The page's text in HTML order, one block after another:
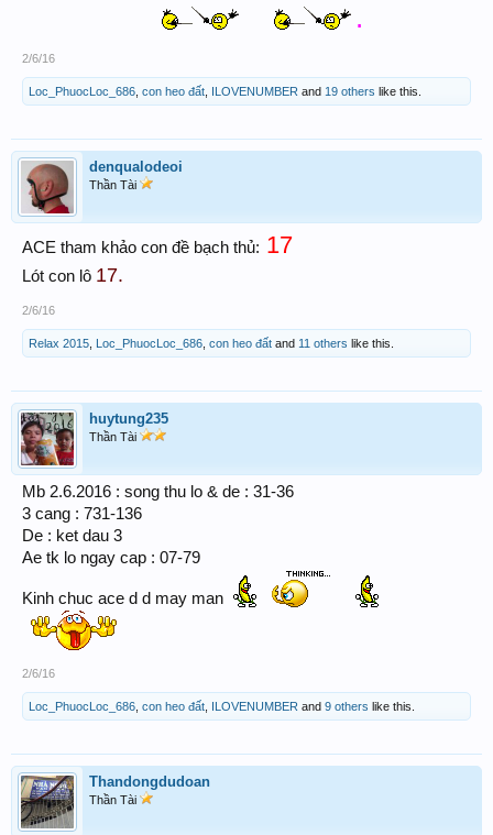
.
2/6/16
Loc_PhuocLoc_686 con heo đất ILOVENUMBER and 19 others like this.
denqualodeoi
Thần Tài
ACE tham khảo con đề bạch thủ: 17
Lót con lô 17.
2/6/16
Relax 2015 Loc_PhuocLoc_686 con heo đất and 11 others like this.
huytung235
Thần Tài
Mb 2.6.2016 : song thu lo & de : 31-36
3 cang : 731-136
De : ket dau 3
Ae tk lo ngay cap : 07-79
Kinh chuc ace d d may man
2/6/16
Loc_PhuocLoc_686 con heo đất ILOVENUMBER and 9 others like this.
Thandongdudoan
Thần Tài